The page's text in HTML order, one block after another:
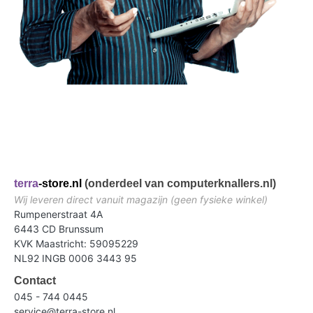
terra-store.nl (onderdeel van computerknallers.nl)
Wij leveren direct vanuit magazijn (geen fysieke winkel)
Rumpenerstraat 4A
6443 CD Brunssum
KVK Maastricht: 59095229
NL92 INGB 0006 3443 95
Contact
045 - 744 0445